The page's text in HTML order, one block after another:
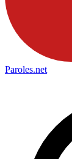
Paroles.net